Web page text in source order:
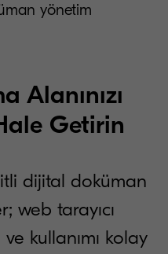
yönetim
Alanınızı
Getirin
dijital doküman
web tarayıcı
kullanımı kolay